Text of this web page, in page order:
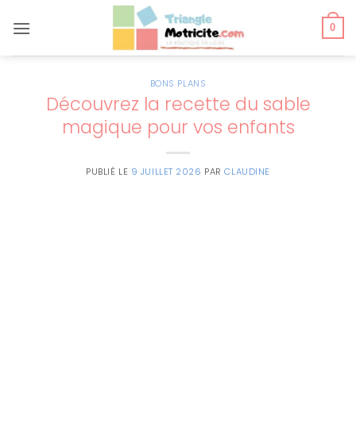
au
0
BONS PLANS
Découvrez la recette du sable
magique pour vos enfants
PUBLIÉ LE 9 JUILLET 2026 PARCLAUDINE